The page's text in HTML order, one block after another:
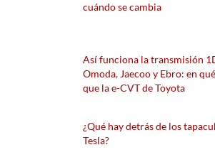
cuándo se cambia
Así funciona la transmisión
Omoda, Jaecoo y Ebro: en
que la e-CVT de Toyota
¿Qué hay detrás de los
Tesla?